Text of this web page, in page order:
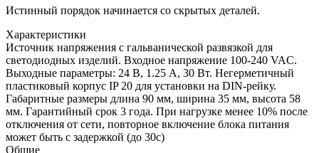
Истинный порядок начинается со скрытых деталей.
Характеристики
Источник напряжения с гальванической развязкой для
светодиодных изделий. Входное напряжение 100-240 VAC.
Выходные параметры: 24 В, 1.25 А, 30 Вт. Негерметичный
пластиковый корпус IP 20 для установки на DIN-рейку.
Габаритные размеры длина 90 мм, ширина 35 мм, высота 58
мм. Гарантийный срок 3 года. При нагрузке менее 10% после
отключения от сети, повторное включение блока питания
может быть с задержкой (до 30с)
Общие